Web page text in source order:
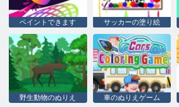
ペイントできます サッカーの塗り絵
野生動物のぬりえ 車のぬりえゲーム